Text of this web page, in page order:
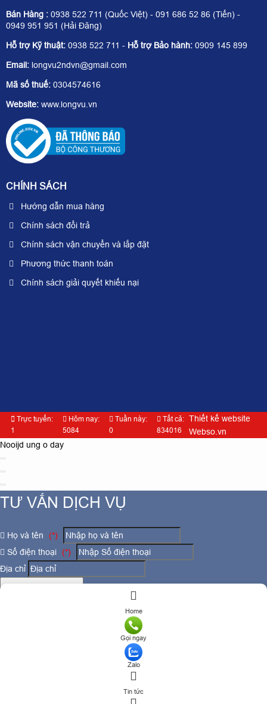
Bán Hàng : 0938 522 711 (Quốc Việt) - 091 686 52 86 (Tiến) -
0949 951 951 (Hải Đăng)
Hỗ trợ Kỹ thuật: 0938 522 711 - Hỗ trợ Bảo hành: 0909 145 899
Email: longvu2ndvn@gmail.com
Mã số thuế: 0304574616
Website: www.longvu.vn
CHÍNH SÁCH
Hướng dẫn mua hàng
Chính sách đổi trả
Chính sách vận chuyển và lắp đặt
Phương thức thanh toán
Chính sách giải quyết khiếu nại
Trực tuyến:
1
Hôm nay:
5084
Tuần này:
0
Tất cả:
834016
Thiết kế website
Webso.vn
Home
Gọi ngay
Zalo
Tin tức
Nooijd ung o day
TƯ VẤN DỊCH VỤ
Họ và tên
(*)
Số điện thoại
(*)
Địa chỉ
TƯ VẤN DỊCH VỤ